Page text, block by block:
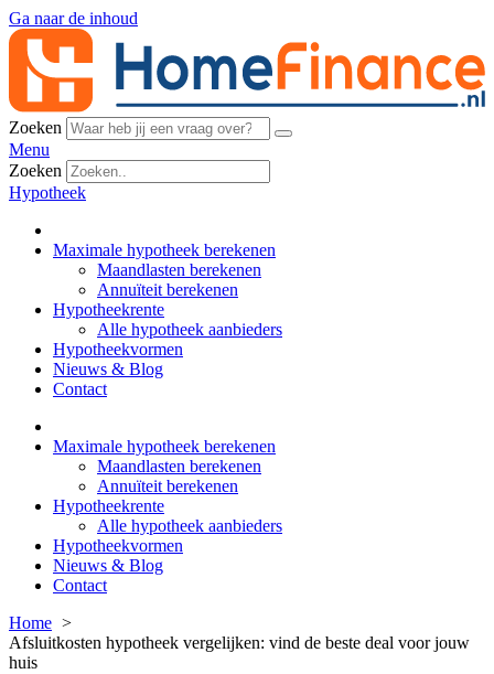
Ga naar de inhoud
Zoeken
Menu
Zoeken
Hypotheek
Maximale hypotheek berekenen
Maandlasten berekenen
Annuïteit berekenen
Hypotheekrente
Alle hypotheek aanbieders
Hypotheekvormen
Nieuws & Blog
Contact
Maximale hypotheek berekenen
Maandlasten berekenen
Annuïteit berekenen
Hypotheekrente
Alle hypotheek aanbieders
Hypotheekvormen
Nieuws & Blog
Contact
Home
Afsluitkosten hypotheek vergelijken: vind de beste deal voor jouw
huis